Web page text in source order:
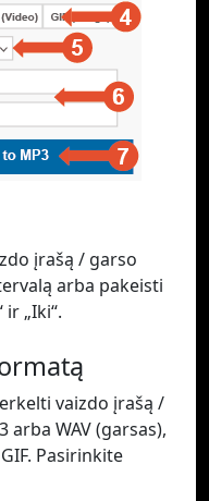
įrašą / garso
arba pakeisti
„Iki“.
vaizdo įrašą /
arba WAV (garsas),
Pasirinkite